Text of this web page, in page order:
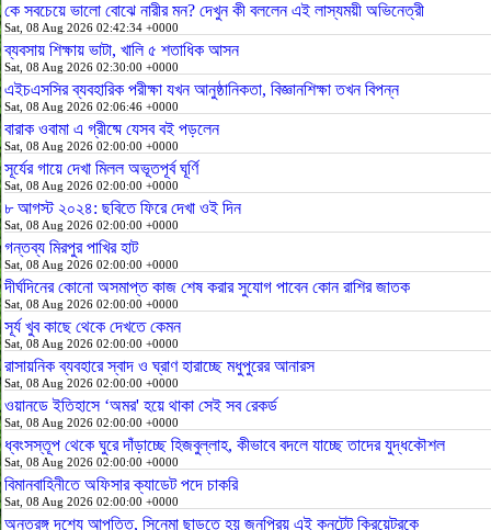
কে সবচেয়ে ভালো বোঝে নারীর মন? দেখুন কী বললেন এই লাস্যময়ী অভিনেত্রী
Sat, 08 Aug 2026 02:42:34 +0000
ব্যবসায় শিক্ষায় ভাটা, খালি ৫ শতাধিক আসন
Sat, 08 Aug 2026 02:30:00 +0000
এইচএসসির ব্যবহারিক পরীক্ষা যখন আনুষ্ঠানিকতা, বিজ্ঞানশিক্ষা তখন বিপন্ন
Sat, 08 Aug 2026 02:06:46 +0000
বারাক ওবামা এ গ্রীষ্মে যেসব বই পড়লেন
Sat, 08 Aug 2026 02:00:00 +0000
সূর্যের গায়ে দেখা মিলল অভূতপূর্ব ঘূর্ণি
Sat, 08 Aug 2026 02:00:00 +0000
৮ আগস্ট ২০২৪: ছবিতে ফিরে দেখা ওই দিন
Sat, 08 Aug 2026 02:00:00 +0000
গন্তব্য মিরপুর পাখির হাট
Sat, 08 Aug 2026 02:00:00 +0000
দীর্ঘদিনের কোনো অসমাপ্ত কাজ শেষ করার সুযোগ পাবেন কোন রাশির জাতক
Sat, 08 Aug 2026 02:00:00 +0000
সূর্য খুব কাছে থেকে দেখতে কেমন
Sat, 08 Aug 2026 02:00:00 +0000
রাসায়নিক ব্যবহারে স্বাদ ও ঘ্রাণ হারাচ্ছে মধুপুরের আনারস
Sat, 08 Aug 2026 02:00:00 +0000
ওয়ানডে ইতিহাসে ‘অমর' হয়ে থাকা সেই সব রেকর্ড
Sat, 08 Aug 2026 02:00:00 +0000
ধ্বংসস্তূপ থেকে ঘুরে দাঁড়াচ্ছে হিজবুল্লাহ, কীভাবে বদলে যাচ্ছে তাদের যুদ্ধকৌশল
Sat, 08 Aug 2026 02:00:00 +0000
বিমানবাহিনীতে অফিসার ক্যাডেট পদে চাকরি
Sat, 08 Aug 2026 02:00:00 +0000
অন্তরঙ্গ দৃশ্যে আপত্তি, সিনেমা ছাড়তে হয় জনপ্রিয় এই কনটেন্ট ক্রিয়েটরকে